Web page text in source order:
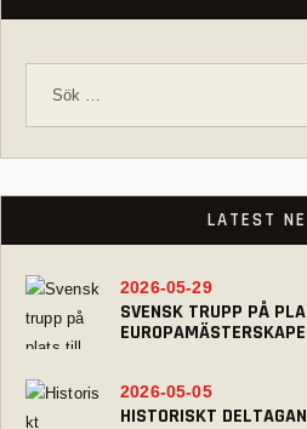
LATEST
SVENSK TRUPP PÅ
2026-05-29
HISTORISKT
2026-05-05